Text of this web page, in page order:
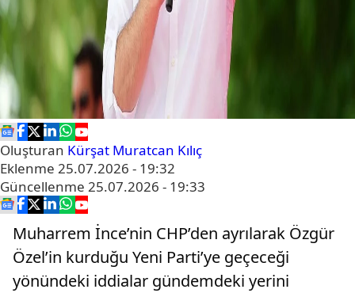
Oluşturan Kürşat Muratcan Kılıç
Eklenme 25.07.2026 - 19:32
Güncellenme 25.07.2026 - 19:33
Muharrem İnce’nin CHP’den ayrılarak Özgür
Özel’in kurduğu Yeni Parti’ye geçeceği
yönündeki iddialar gündemdeki yerini